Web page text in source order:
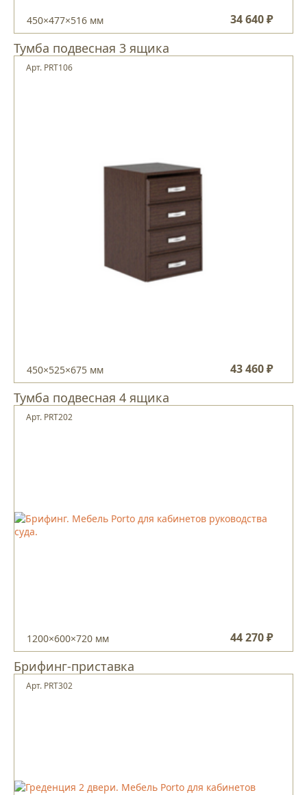
450×477×516 мм 34 640 ₽
Тумба подвесная 3 ящика
450×525×675 мм 43 460 ₽
Арт. PRT106
Тумба подвесная 4 ящика
1200×600×720 мм 44 270 ₽
Арт. PRT202
Брифинг-приставка
Арт. PRT302